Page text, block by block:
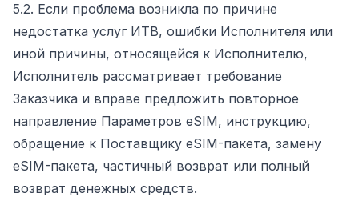
5.2. Если проблема возникла по причине
недостатка услуг ИТВ, ошибки Исполнителя или
иной причины, относящейся к Исполнителю,
Исполнитель рассматривает требование
Заказчика и вправе предложить повторное
направление Параметров eSIM, инструкцию,
обращение к Поставщику eSIM-пакета, замену
eSIM-пакета, частичный возврат или полный
возврат денежных средств.